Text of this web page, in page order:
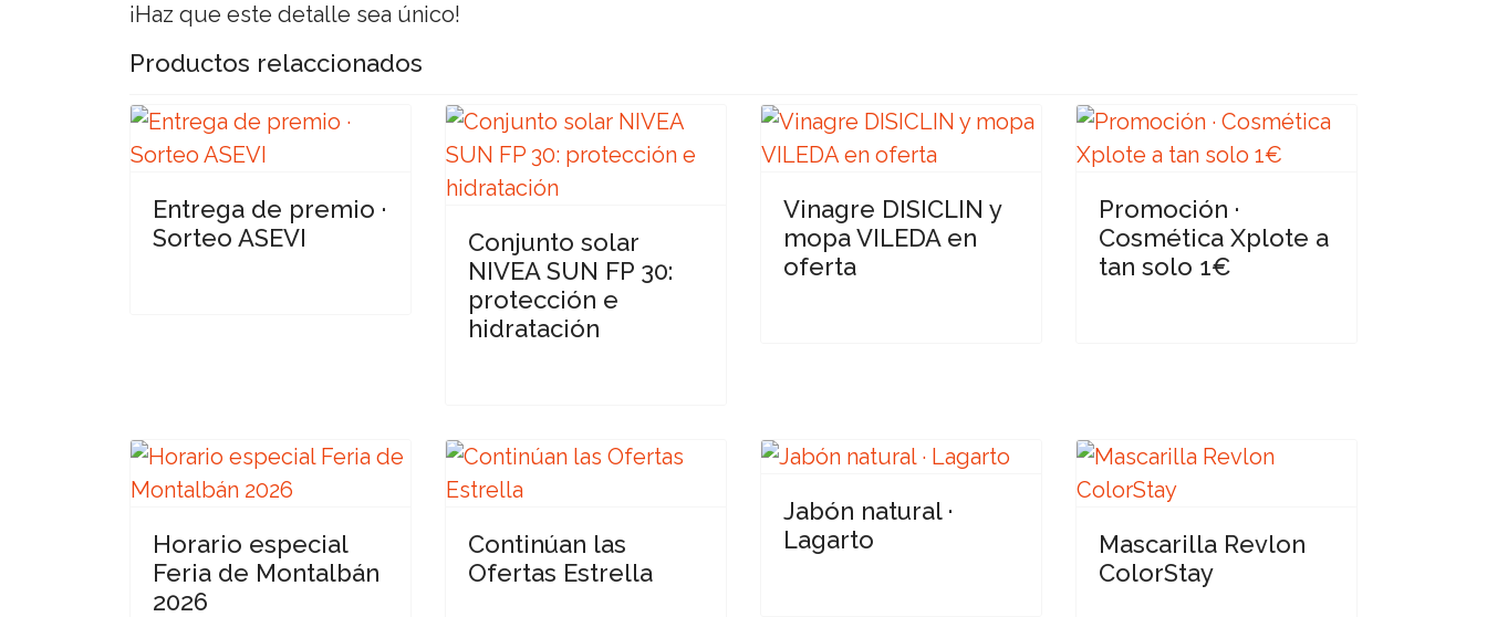
¡Haz que este detalle sea único!
Productos relaccionados
Entrega de premio ·
Sorteo ASEVI
Conjunto solar
NIVEA SUN FP 30:
protección e
hidratación
Vinagre DISICLIN y
mopa VILEDA en
oferta
Promoción ·
Cosmética Xplote a
tan solo 1€
Horario especial
Feria de Montalbán
2026
Continúan las
Ofertas Estrella
Jabón natural ·
Lagarto
Mascarilla Revlon
ColorStay